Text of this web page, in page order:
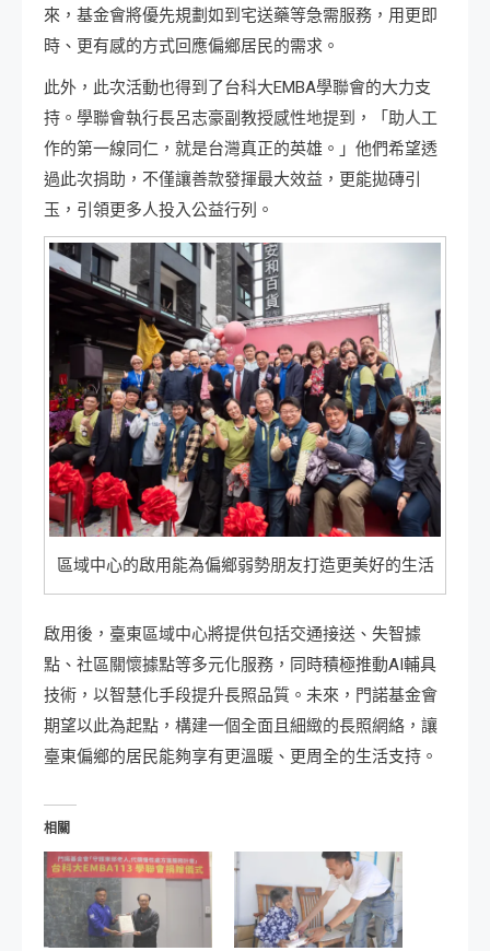
來，基金會將優先規劃如到宅送藥等急需服務，用更即
時、更有感的方式回應偏鄉居民的需求。
此外，此次活動也得到了台科大EMBA學聯會的大力支
持。學聯會執行長呂志豪副教授感性地提到，「助人工
作的第一線同仁，就是台灣真正的英雄。」他們希望透
過此次捐助，不僅讓善款發揮最大效益，更能拋磚引
玉，引領更多人投入公益行列。
區域中心的啟用能為偏鄉弱勢朋友打造更美好的生活
啟用後，臺東區域中心將提供包括交通接送、失智據
點、社區關懷據點等多元化服務，同時積極推動AI輔具
技術，以智慧化手段提升長照品質。未來，門諾基金會
期望以此為起點，構建一個全面且細緻的長照網絡，讓
臺東偏鄉的居民能夠享有更溫暖、更周全的生活支持。
相關